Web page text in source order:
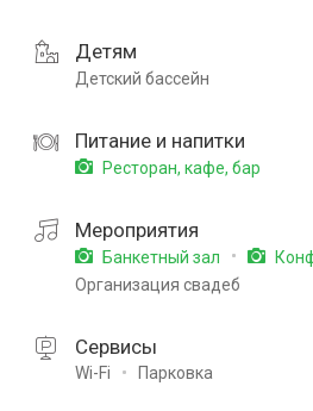
Детям
Детский бассейн
Питание и напитки
Ресторан, кафе, бар
Мероприятия
Банкетный зал
Организация свадеб
Сервисы
Wi-Fi Парковка